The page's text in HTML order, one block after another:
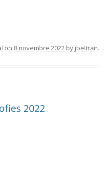
on 8 novembre 2022 by jbeltran.
2022